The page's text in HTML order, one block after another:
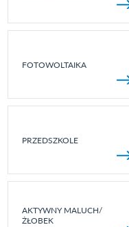
FOTOWOLTAIKA
PRZEDSZKOLE
AKTYWNY MALUCH/
ŻŁOBEK